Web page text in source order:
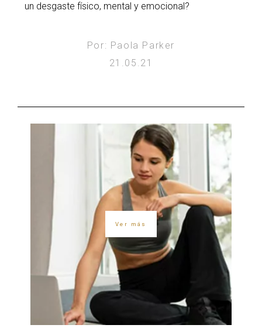
un desgaste físico, mental y emocional?
Por: Paola Parker
21.05.21
Ver más